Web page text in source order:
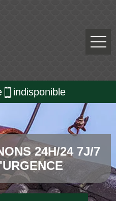
indisponible
24H/24 7J/7